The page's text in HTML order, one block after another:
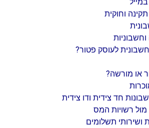
וחוקית
וחשבוניות
לעוסק פטור?
או מורשה?
חד צידית ודו צידית
רשויות המס
ושירותי תשלומים